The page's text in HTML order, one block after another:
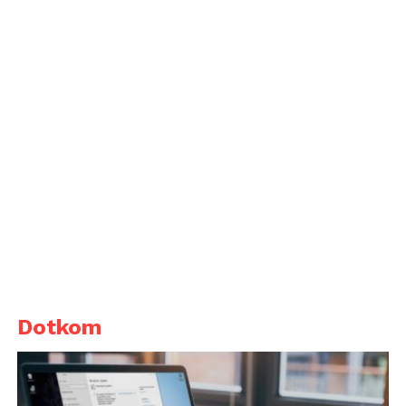
Üröm az örömben, hogy egy ilyen videót nem
tudunk végig nézni, hiszen az óra normál
használattal nem bír ki ennyit. Nálam átlagosan 13-14
Dotkom